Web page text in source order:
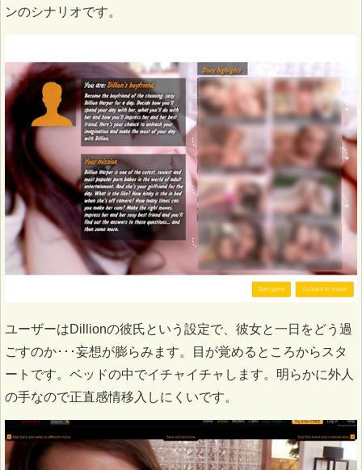
ンのシナリオです。
ユーザーはDillionの彼氏という設定で、彼女と一日をどう過
ごすのか･･･妄想が膨らみます。目が覚めるところからスタ
ートです。ベッドの中でイチャイチャします。明らかに外人
の手なので正直感情移入しにくいです。